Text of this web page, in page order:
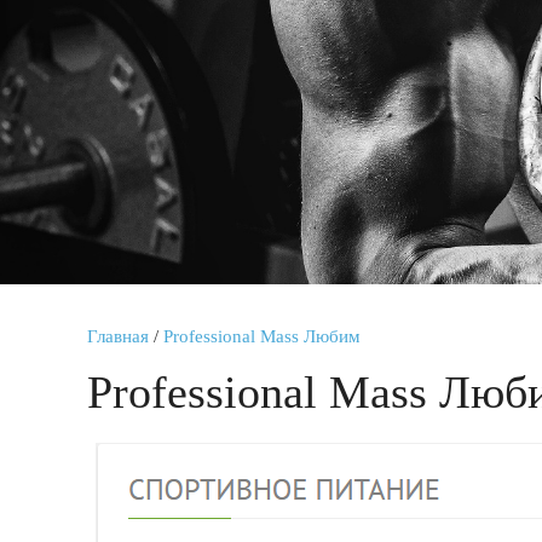
Главная / Professional Mass Любим
Professional Mass